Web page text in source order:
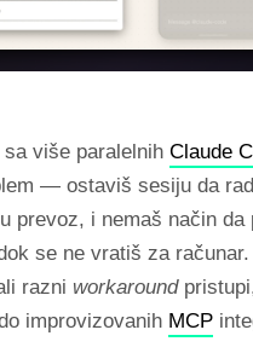
više paralelnih Claude
— ostaviš sesiju da
prevoz, i nemaš način da
se ne vratiš za računar.
razni workaround
improvizovanih MCP